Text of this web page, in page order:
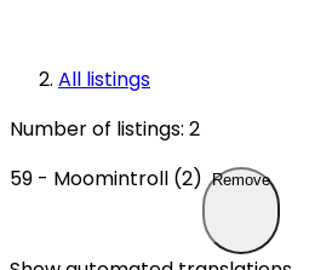
All listings
Number of listings: 2
59 - Moomintroll (2) Remove